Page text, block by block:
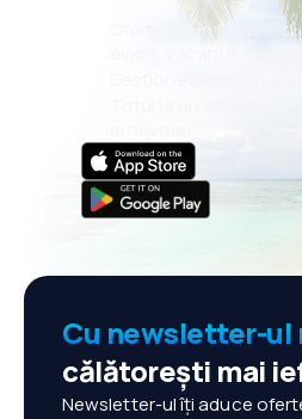
Oferte noi în fiecare
avion, vacanțe, city
Totul la un click
Cu newsletter-ul
călătorești mai
Newsletter-ul îți aduce